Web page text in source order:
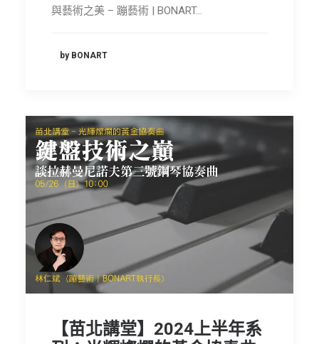
與藝術之美 – 蹦藝術 | BONART…
by BONART
【苗北講堂】2024上半年系